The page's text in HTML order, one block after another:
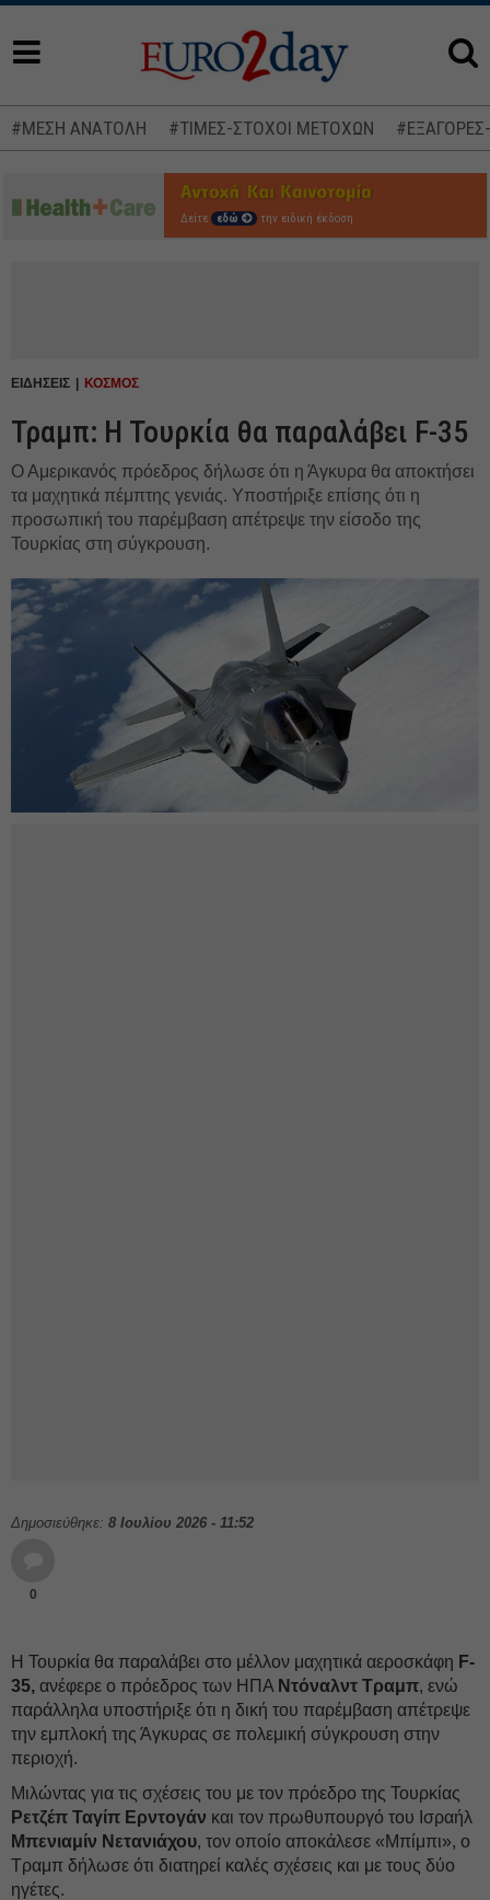
#ΜΕΣΗ ΑΝΑΤΟΛΗ #ΤΙΜΕΣ-ΣΤΟΧΟΙ ΜΕΤΟΧΩΝ
Δείτε εδώ την ειδική έκδοση
ΕΙΔΗΣΕΙΣ ΚΟΣΜΟΣ
Τραμπ: Η Τουρκία θα παραλάβει F-35
Ο Αμερικανός πρόεδρος δήλωσε ότι η Άγκυρα θα αποκτήσει
τα μαχητικά πέμπτης γενιάς. Υποστήριξε επίσης ότι η
προσωπική του παρέμβαση απέτρεψε την είσοδο της
Τουρκίας στη σύγκρουση.
Δημοσιεύθηκε: 8 Ιουλίου 2026 - 11:52
0
Η Τουρκία θα παραλάβει στο μέλλον μαχητικά αεροσκάφη F-
35, ανέφερε ο πρόεδρος των ΗΠΑ Ντόναλντ Τραμπ, ενώ
παράλληλα υποστήριξε ότι η δική του παρέμβαση απέτρεψε
την εμπλοκή της Άγκυρας σε πολεμική σύγκρουση στην
περιοχή.
Μιλώντας για τις σχέσεις του με τον πρόεδρο της Τουρκίας
Ρετζέπ Ταγίπ Ερντογάν και τον πρωθυπουργό του Ισραήλ
Μπενιαμίν Νετανιάχου, τον οποίο αποκάλεσε «Μπίμπι», ο
Τραμπ δήλωσε ότι διατηρεί καλές σχέσεις και με τους δύο
ηγέτες.